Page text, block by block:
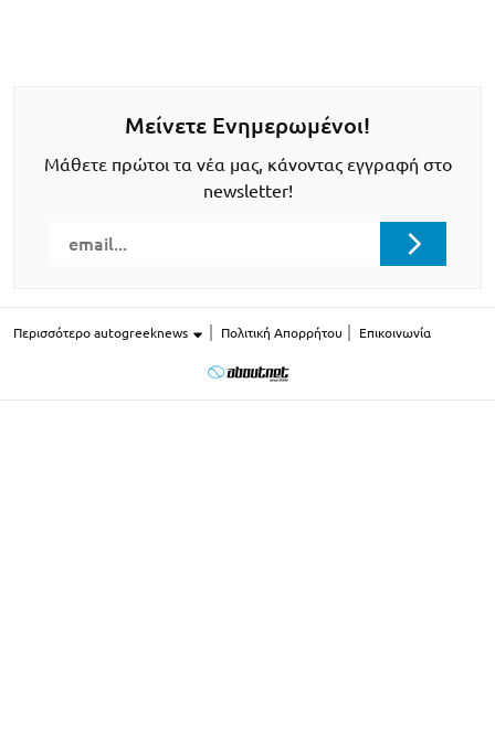
Μείνετε Ενημερωμένοι!
Μάθετε πρώτοι τα νέα μας, κάνοντας εγγραφή στο
newsletter!
Περισσότερο autogreeknews Πολιτική Απορρήτου Επικοινωνία